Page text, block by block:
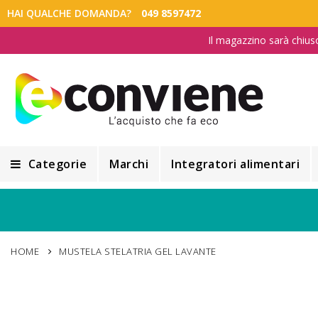
HAI QUALCHE DOMANDA? 049 8597472
Il magazzino sarà
Categorie
Alimentazione e Dietetica
Marchi Integratori alimentari
HOME MUSTELA STELATRIA GEL LAVANTE